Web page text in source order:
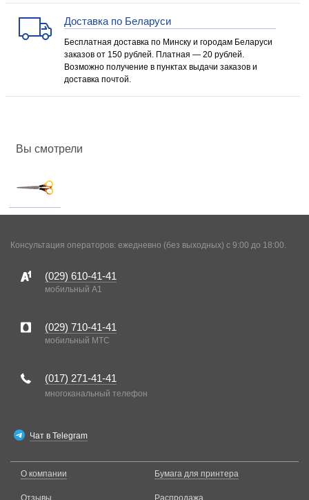
Доставка по Беларуси
Бесплатная доставка по Минску и городам Беларуси
заказов от 150 рублей. Платная — 20 рублей.
Возможно получение в пунктах выдачи заказов и
доставка почтой.
Вы смотрели
Консультация операторов: ежедневно (без выходных) с 9:00 до 18:00.
(029) 610-41-41
мобильный A1
(029) 710-41-41
мобильный MTC
(017) 271-41-41
многоканальный телефон
Чат в Telegram
О компании
Отзывы
Бумага для принтера
Распродажа